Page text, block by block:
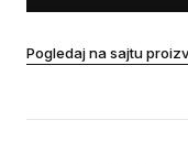
Pogledaj na sajtu